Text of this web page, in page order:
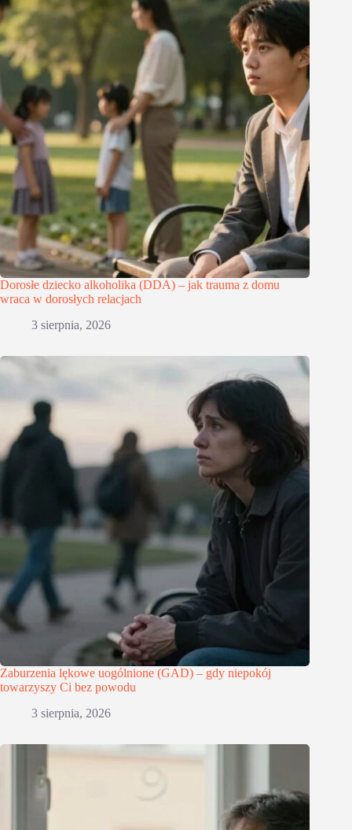
Dorosłe dziecko alkoholika (DDA) – jak trauma z domu
wraca w dorosłych relacjach
3 sierpnia, 2026
Zaburzenia lękowe uogólnione (GAD) – gdy niepokój
towarzyszy Ci bez powodu
3 sierpnia, 2026